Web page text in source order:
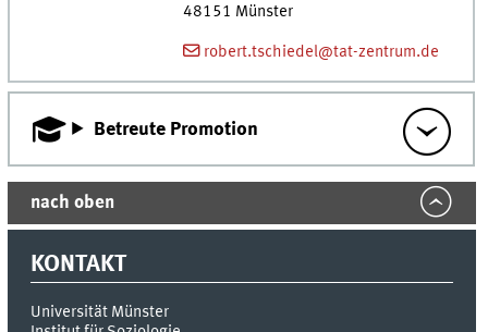
48151 Münster
robert.tschiedel@tat-zentrum.de
Betreute Promotion
nach oben
KONTAKT
Universität Münster